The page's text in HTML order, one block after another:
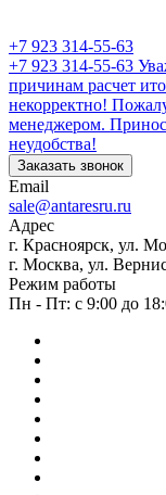
+7 923 314-55-63
+7 923 314-55-63
причинам расчет
некорректно!
менеджером.
неудобства!
Заказать звонок
Email
sale@antaresru.ru
Адрес
г. Красноярск, ул.
г. Москва, ул.
Режим работы
Пн - Пт: с 9:00 до